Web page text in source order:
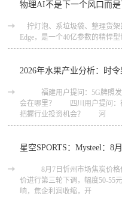
物理AI不是下一个风口而
拧灯泡、系垃圾袋、整理货架
Edge，是一个40亿参数的精悍
2026年水果产业分析：时
福建用户提问：5G牌照发
会在哪里？ 四川用户提问：
把握行业投资机会？ 河
星空SPORTS：Mysteel：8
8月7日忻州市场焦炭价格偏
价进行第三轮下调，幅度50-55
响，焦企利润收缩，开